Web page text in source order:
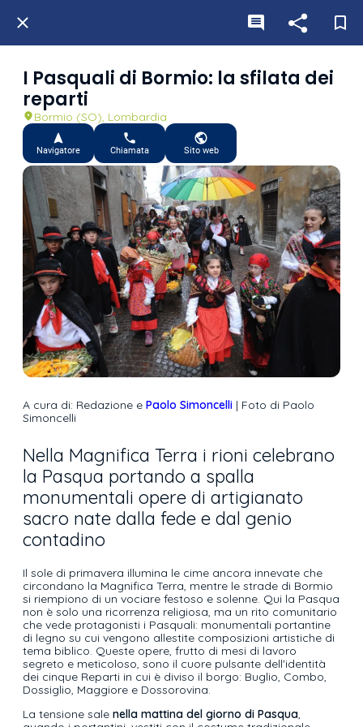
I Pasquali di Bormio: la sfilata dei
reparti
Bormio (SO), Lombardia
Navigatore Chiamata Sito web
A cura di: Redazione e Paolo Simoncelli | Foto di Paolo
Simoncelli
Nella Magnifica Terra i rioni celebrano
la Pasqua portando a spalla
monumentali opere di artigianato
sacro nate dalla fede e dal genio
contadino
Il sole di primavera illumina le cime ancora innevate che
circondano la Magnifica Terra, mentre le strade di Bormio
si riempiono di un vociare festoso e solenne. Qui la Pasqua
non è solo una ricorrenza religiosa, ma un rito comunitario
che vede protagonisti i Pasquali: monumentali portantine
di legno su cui vengono allestite composizioni artistiche di
tema biblico. Queste opere, frutto di mesi di lavoro
segreto e meticoloso, sono il cuore pulsante dell'identità
dei cinque Reparti in cui è diviso il borgo: Buglio, Combo,
Dossiglio, Maggiore e Dossorovina.
La tensione sale nella mattina del giorno di Pasqua,